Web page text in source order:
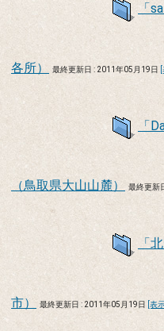
「
各所） 最終更新日 : 2011年05月19日
「
（鳥取県大山山麓） 最終更新
「
市） 最終更新日 : 2011年05月19日 [表